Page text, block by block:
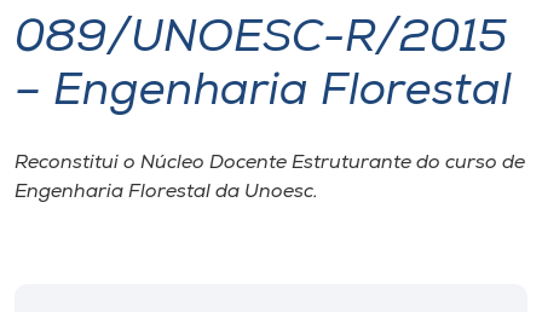
I.nova
Cultura
089/UNOESC-R/2015
– Engenharia Florestal
Reconstitui o Núcleo Docente Estruturante do curso de
Engenharia Florestal da Unoesc.